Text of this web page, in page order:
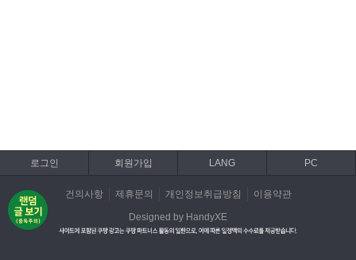
로그인 회원가입 LANG PC
건의사항 제휴문의 개인정보취급방침 이용약관
Designed by HandyXE